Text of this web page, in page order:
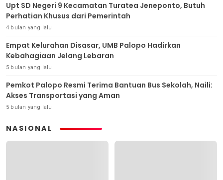
Upt SD Negeri 9 Kecamatan Turatea Jeneponto, Butuh
Perhatian Khusus dari Pemerintah
4 bulan yang lalu
Empat Kelurahan Disasar, UMB Palopo Hadirkan
Kebahagiaan Jelang Lebaran
5 bulan yang lalu
Pemkot Palopo Resmi Terima Bantuan Bus Sekolah, Naili:
Akses Transportasi yang Aman
5 bulan yang lalu
NASIONAL